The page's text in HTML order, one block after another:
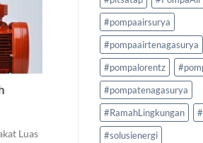
Luas
#pompaairsurya
#pompaairtenagasurya
#pompalorentz
#pompatenagasurya
#RamahLingkungan
#solusienergi